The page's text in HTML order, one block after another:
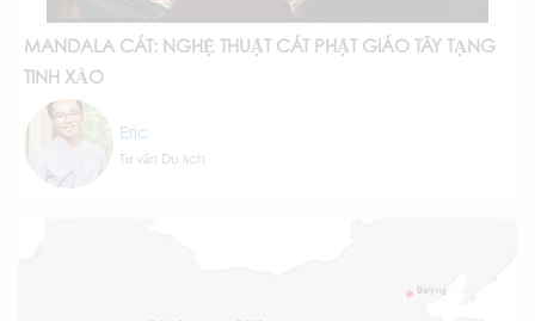
MANDALA CÁT: NGHỆ THUẬT CÁT PHẬT GIÁO TÂY TẠNG
TINH XẢO
Eric
Tư vấn Du lịch